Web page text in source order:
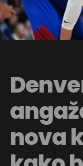
nova